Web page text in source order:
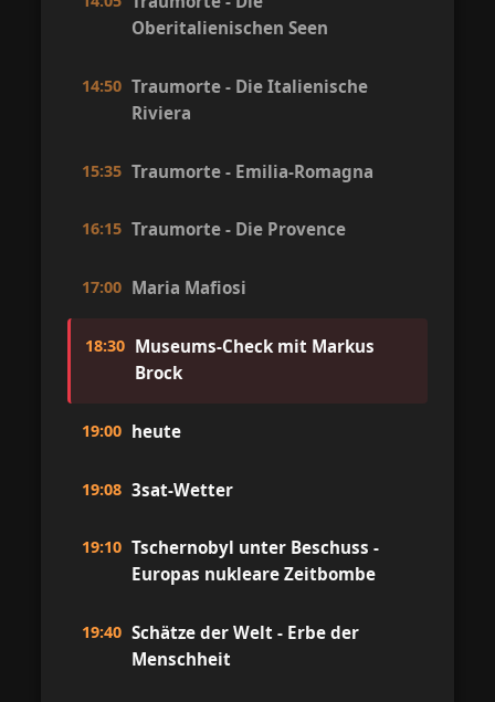
Oberitalienischen Seen
14:50 Traumorte - Die Italienische
Riviera
15:35 Traumorte - Emilia-Romagna
16:15 Traumorte - Die Provence
17:00 Maria Mafiosi
18:30 Museums-Check mit Markus
Brock
19:00 heute
19:08 3sat-Wetter
19:10 Tschernobyl unter Beschuss -
Europas nukleare Zeitbombe
19:40 Schätze der Welt - Erbe der
Menschheit